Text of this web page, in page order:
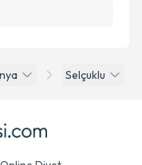
Selçuklu